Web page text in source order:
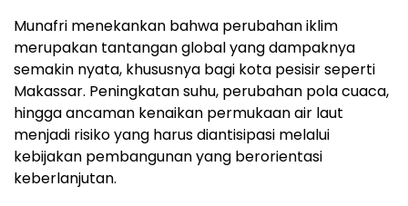
Munafri menekankan bahwa perubahan iklim
merupakan tantangan global yang dampaknya
semakin nyata, khususnya bagi kota pesisir seperti
Makassar. Peningkatan suhu, perubahan pola cuaca,
hingga ancaman kenaikan permukaan air laut
menjadi risiko yang harus diantisipasi melalui
kebijakan pembangunan yang berorientasi
keberlanjutan.